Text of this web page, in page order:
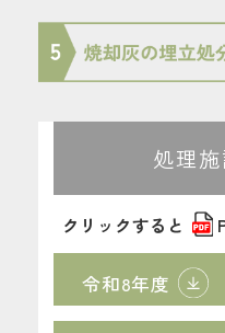
処理
クリックすると
令和8年度